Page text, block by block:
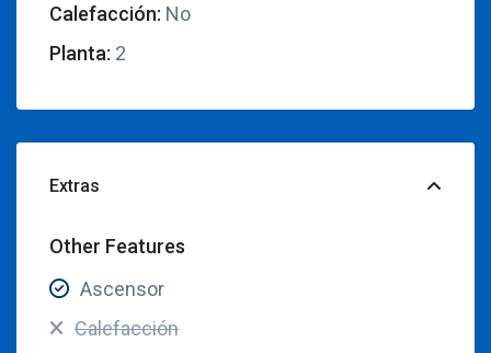
Calefacción: No
Planta: 2
Extras
Other Features
Ascensor
Calefacción